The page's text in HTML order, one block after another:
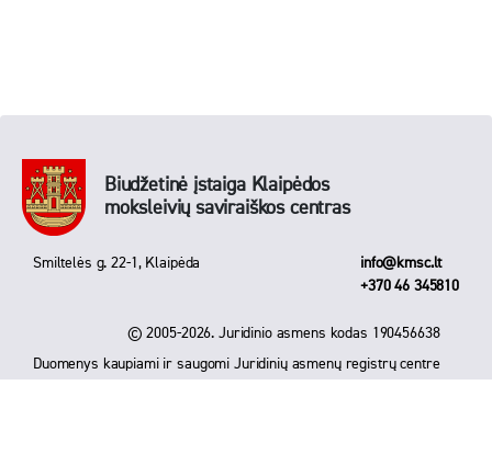
Biudžetinė įstaiga Klaipėdos
moksleivių saviraiškos centras
Smiltelės g. 22-1, Klaipėda
info@kmsc.lt
+370 46 345810
© 2005-2026. Juridinio asmens kodas 190456638
Duomenys kaupiami ir saugomi Juridinių asmenų registrų centre